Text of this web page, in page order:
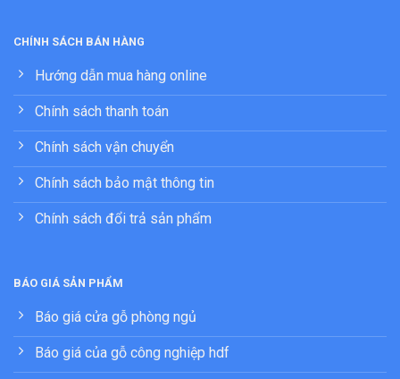
CHÍNH SÁCH BÁN HÀNG
Hướng dẫn mua hàng online
Chính sách thanh toán
Chính sách vận chuyển
Chính sách bảo mật thông tin
Chính sách đổi trả sản phẩm
BÁO GIÁ SẢN PHẨM
Báo giá cửa gỗ phòng ngủ
Báo giá của gỗ công nghiệp hdf